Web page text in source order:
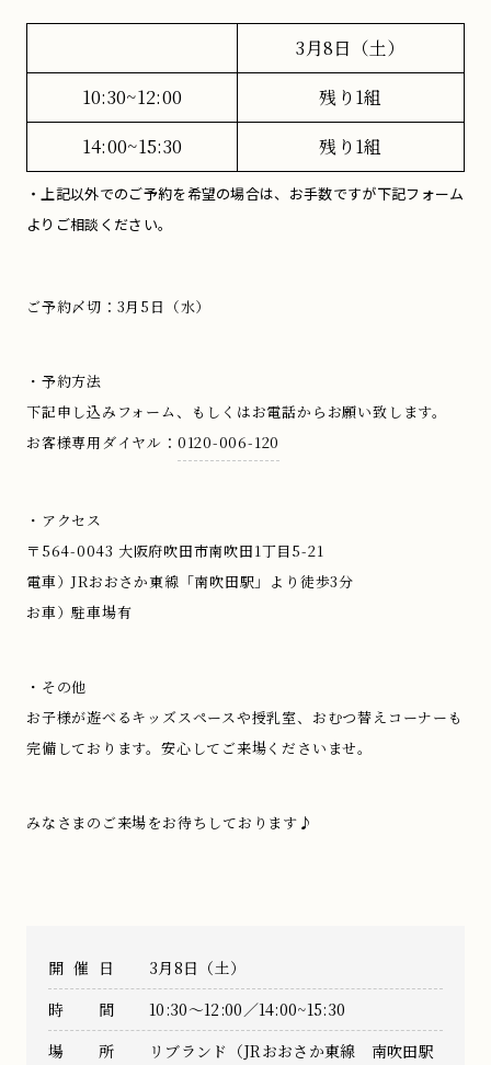
3月8日（土）
10:30~12:00
残り1組
14:00~15:30
残り1組
・上記以外でのご予約を希望の場合は、お手数ですが下記フォーム
よりご相談ください。
ご予約〆切：3月5日（水）
・予約方法
下記申し込みフォーム、もしくはお電話からお願い致します。
お客様専用ダイヤル： 0120-006-120
・アクセス
〒564-0043 大阪府吹田市南吹田1丁目5-21
電車）JRおおさか東線「南吹田駅」より徒歩3分
お車）駐車場有
・その他
お子様が遊べるキッズスペースや授乳室、おむつ替えコーナーも
完備しております。安心してご来場くださいませ。
みなさまのご来場をお待ちしております♪
開催日
3月8日（土）
時間
10:30〜12:00／14:00~15:30
場所
リブランド（JRおおさか東線 南吹田駅